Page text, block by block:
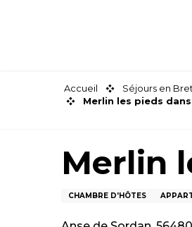
Accueil Séjours en
Merlin les pieds
Merlin
CHAMBRE D'HÔTES